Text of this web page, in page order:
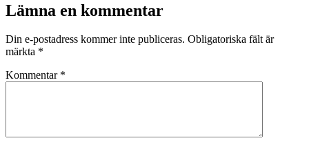
Lämna en kommentar
Din e-postadress kommer inte publiceras. Obligatoriska fält är
märkta *
Kommentar *